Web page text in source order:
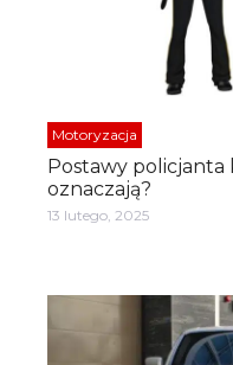
Motoryzacja
Postawy
oznaczają?
13 lutego, 2025